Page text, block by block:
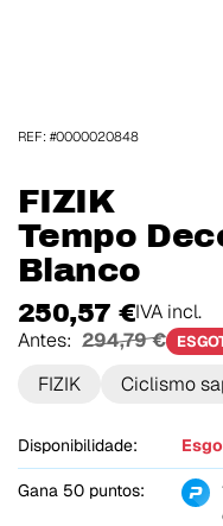
FIZIK
Tempo
Blanco
250,57 €IVA incl.
Antes: 294,79 €
FIZIK Ciclismo
Disponibilidade:
Gana 50 puntos:
REF: #0000020848